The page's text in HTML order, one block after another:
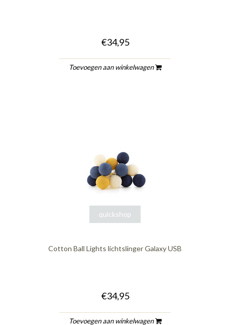
€34,95
Toevoegen aan winkelwagen
quickshop
Cotton Ball Lights lichtslinger Galaxy USB
€34,95
Toevoegen aan winkelwagen